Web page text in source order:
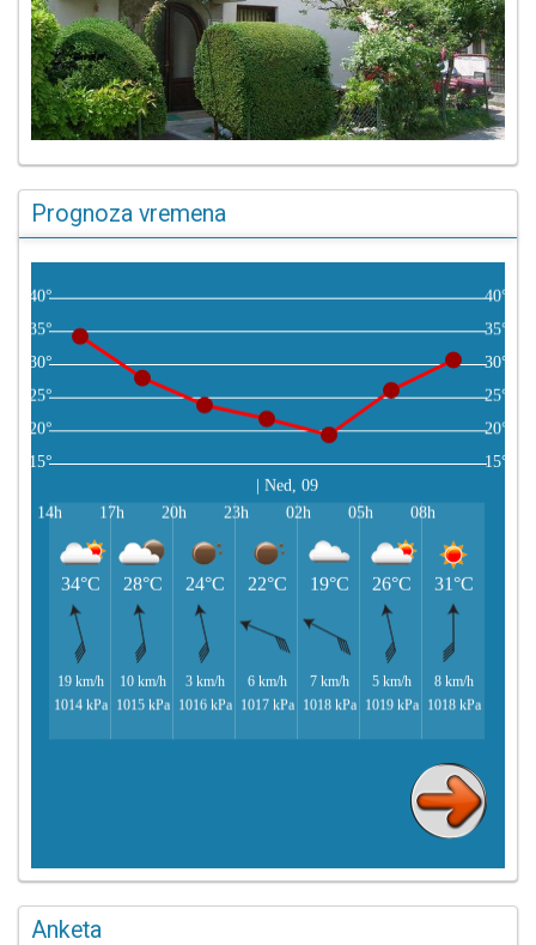
Prognoza vremena
Anketa